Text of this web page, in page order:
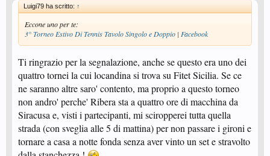
Luigi79 ha scritto: ↑
Eccone uno per te:
3° Torneo Estivo Di Tennis Tavolo Singolo e Doppio | Facebook
Ti ringrazio per la segnalazione, anche se questo era uno dei
quattro tornei la cui locandina si trova su Fitet Sicilia. Se ce
ne saranno altre saro' contento, ma proprio a questo torneo
non andro' perche' Ribera sta a quattro ore di macchina da
Siracusa e, visti i partecipanti, mi sciropperei tutta quella
strada (con sveglia alle 5 di mattina) per non passare i gironi e
tornare a casa a notte fonda senza aver vinto un set e stravolto